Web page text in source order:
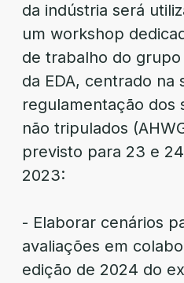
da indústria será
um workshop
de trabalho do
da EDA, centrado na
regulamentação dos
não tripulados
previsto para 23 e
2023:
- Elaborar cenários
avaliações em
edição de 2024 do